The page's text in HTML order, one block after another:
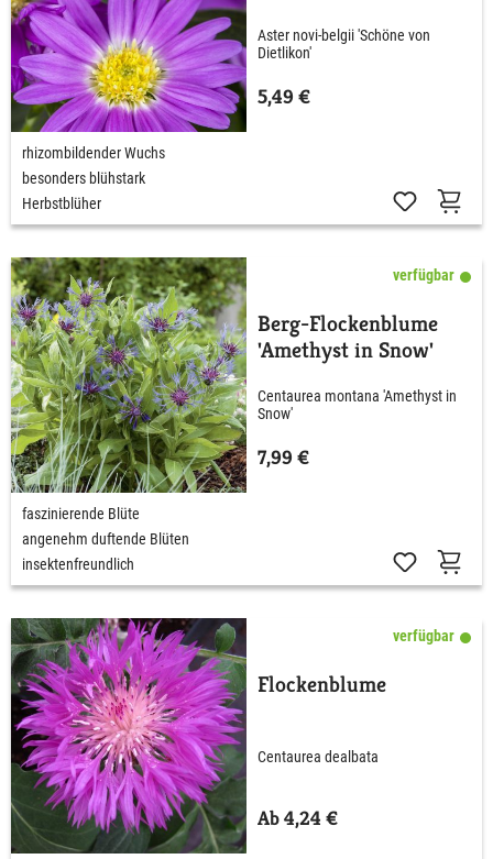
Aster novi-belgii 'Schöne von
Dietlikon'
5,49 €
rhizombildender Wuchs
besonders blühstark
Herbstblüher
verfügbar
Berg-Flockenblume
'Amethyst in Snow'
Centaurea montana 'Amethyst in
Snow'
7,99 €
faszinierende Blüte
angenehm duftende Blüten
insektenfreundlich
verfügbar
Flockenblume
Centaurea dealbata
Ab 4,24 €